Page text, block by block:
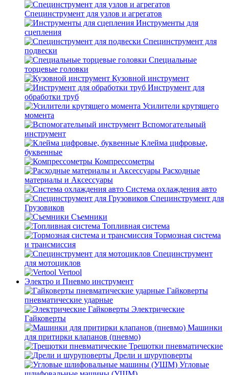
Специнструмент для узлов и агрегатов
Инструменты для
сцепления
Специнструмент для
подвески
Специальные
торцевые головки
Кузовной инструмент
Инструмент для
обработки труб
Усилители крутящего
момента
Вспомогательный
инструмент
Клейма цифровые,
буквенные
Компрессометры
Расходные
материалы и Аксессуары
Система охлаждения авто
Специнструмент для
Грузовиков
Съемники
Топливная система
Тормозная система
и трансмиссия
Специнструмент
для мотоциклов
Vertool
Электро и Пневмо инструмент
Гайковерты
пневматические ударные
Электрические
Гайковерты
Машинки
для притирки клапанов (пневмо)
Трещотки пневматические
Дрели и шуруповерты
Угловые